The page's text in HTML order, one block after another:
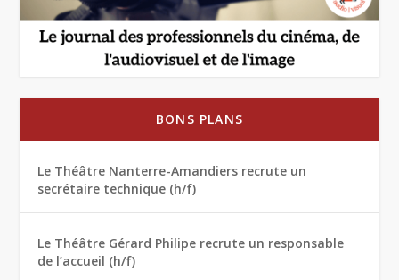
BONS PLANS
Le Théâtre Nanterre-Amandiers recrute un
secrétaire technique (h/f)
Le Théâtre Gérard Philipe recrute un responsable
de l’accueil (h/f)